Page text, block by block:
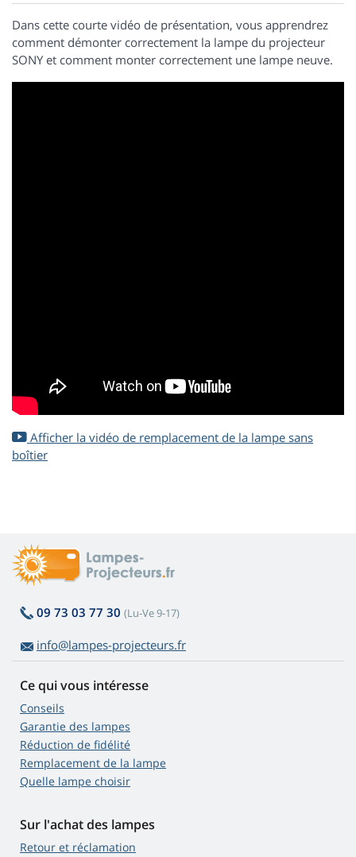
Dans cette courte vidéo de présentation, vous apprendrez
comment démonter correctement la lampe du projecteur
SONY et comment monter correctement une lampe neuve.
Afficher la vidéo de remplacement de la lampe sans
boîtier
09 73 03 77 30 (Lu-Ve 9-17)
info@lampes-projecteurs.fr
Ce qui vous intéresse
Conseils
Garantie des lampes
Réduction de fidélité
Remplacement de la lampe
Quelle lampe choisir
Sur l'achat des lampes
Retour et réclamation